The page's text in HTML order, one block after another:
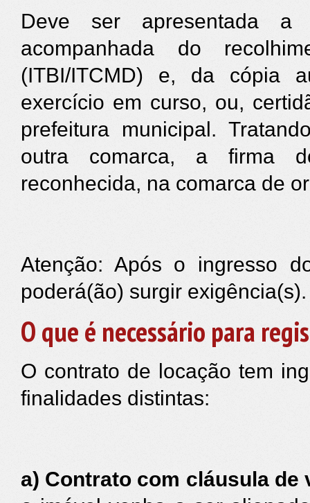
Deve ser apresentada
acompanhada do
(ITBI/ITCMD) e, da cópia
exercício em curso, ou,
prefeitura municipal.
outra comarca, a firma
reconhecida, na comarca de
Atenção: Após o ingresso
poderá(ão) surgir exigência(s).
O que é necessário para
O contrato de locação tem
finalidades distintas:
a) Contrato com cláusula de